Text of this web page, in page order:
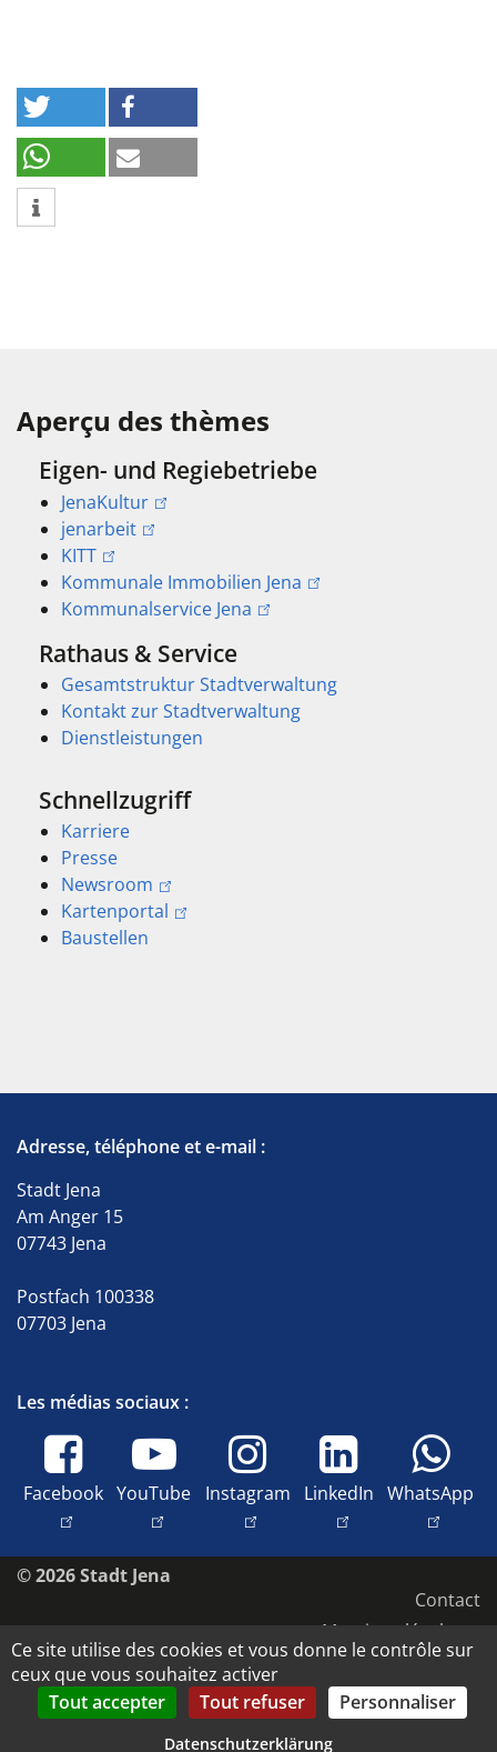
Aperçu des thèmes
Eigen- und Regiebetriebe
JenaKultur
jenarbeit
KITT
Kommunale Immobilien Jena
Kommunalservice Jena
Rathaus & Service
Gesamtstruktur Stadtverwaltung
Kontakt zur Stadtverwaltung
Dienstleistungen
Schnellzugriff
Karriere
Presse
Newsroom
Kartenportal
Baustellen
Adresse, téléphone et e-mail :
Stadt Jena
Am Anger 15
07743 Jena
Postfach 100338
07703 Jena
Les médias sociaux :
Facebook YouTube Instagram LinkedIn WhatsApp
© 2026 Stadt Jena
Contact
Mentions légales
Accessibilité
Protection des données
Droits d'image et copyright
Ce site utilise des cookies et vous donne le contrôle sur
ceux que vous souhaitez activer
Tout accepter
Tout refuser Personnaliser
Datenschutzerklärung